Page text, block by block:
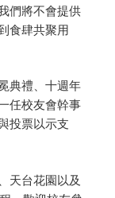
們將不會提供
食肆共聚用
典禮、十週年
任校友會幹事
投票以示支
天台花園以及